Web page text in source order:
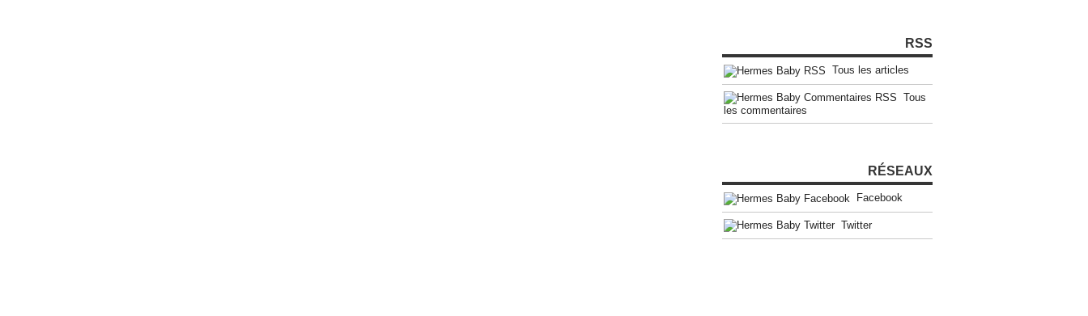
RSS
Tous les articles
Tous
les commentaires
RÉSEAUX
Facebook
Twitter